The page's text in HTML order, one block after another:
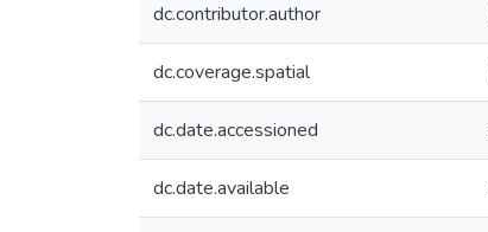
dc.contributor.author
dc.coverage.spatial
dc.date.accessioned
dc.date.available